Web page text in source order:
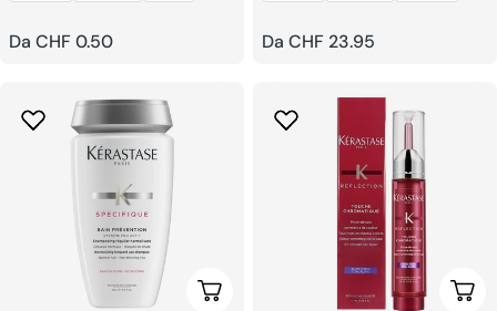
Prezzo
Da CHF 0.50
Prezzo
Da CHF 23.95
Scegli Le Opzioni